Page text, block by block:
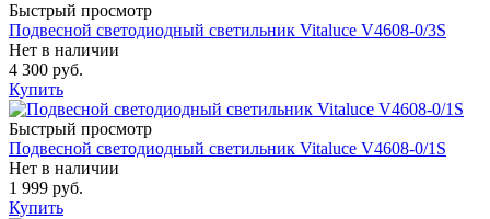
Быстрый просмотр
Подвесной светодиодный светильник Vitaluce V4608-0/3S
Нет в наличии
4 300 руб.
Купить
Быстрый просмотр
Подвесной светодиодный светильник Vitaluce V4608-0/1S
Нет в наличии
1 999 руб.
Купить